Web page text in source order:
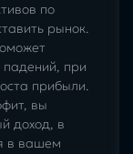
по
рынок.
при
прибыли.
вы
доход, в
в вашем